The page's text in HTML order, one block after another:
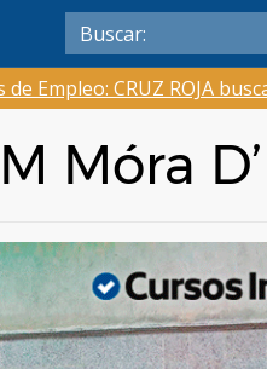
Empleo: CRUZ ROJA
Móra